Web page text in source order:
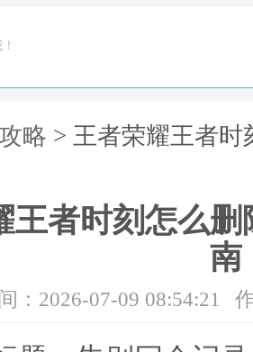
略 > 王者荣耀王者
王者时刻怎么
南
：2026-07-09 08:54:21